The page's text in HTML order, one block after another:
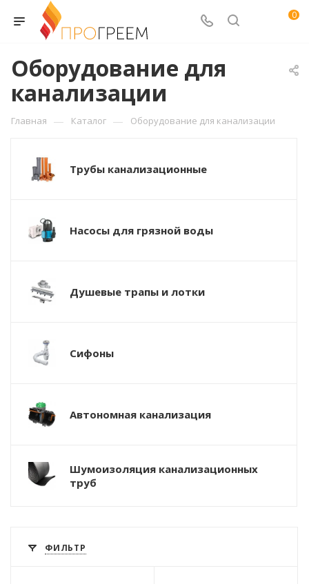
0
Оборудование для
канализации
Главная — Каталог — Оборудование для канализации
Трубы канализационные
Насосы для грязной воды
Душевые трапы и лотки
Сифоны
Автономная канализация
Шумоизоляция канализационных
труб
ФИЛЬТР